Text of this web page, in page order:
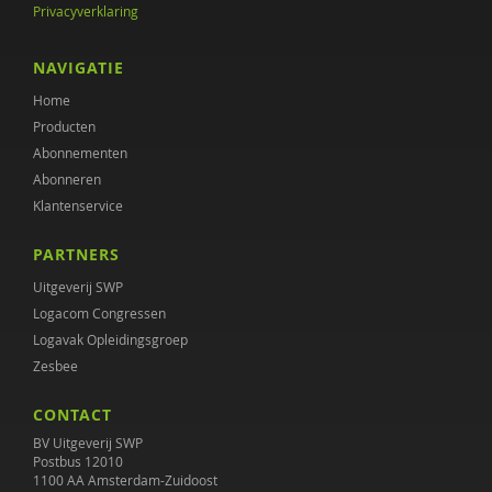
Emma Pleeging
Jennie Scholtmeijer
Marieke Smit
Birgit Sporken
Jaap van der Stel
Margit van der Meulen
Esther van Loon
Maaike van Vugt
Inge Vandeputte
Simon Venema
Privacyverklaring
NAVIGATIE
Home
Producten
Abonnementen
Abonneren
Klantenservice
PARTNERS
Uitgeverij SWP
Logacom Congressen
Logavak Opleidingsgroep
Zesbee
CONTACT
BV Uitgeverij SWP
Postbus 12010
1100 AA Amsterdam-Zuidoost